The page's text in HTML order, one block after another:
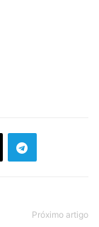
Próximo artigo